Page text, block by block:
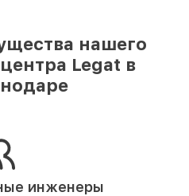
нашего
Legat в
инженеры